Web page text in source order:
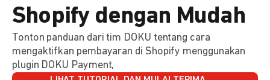
Shopify dengan Mudah
Tonton panduan dari tim DOKU tentang cara
mengaktifkan pembayaran di Shopify menggunakan
plugin DOKU Payment,